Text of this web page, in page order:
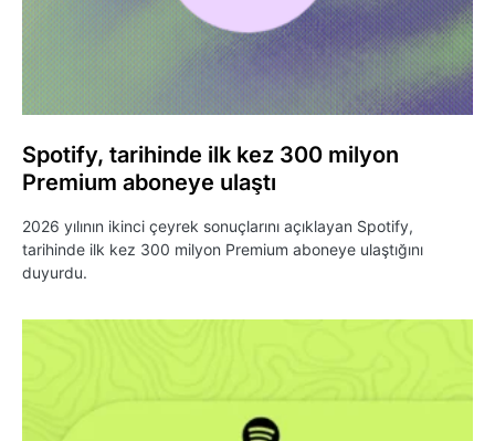
Spotify, tarihinde ilk kez 300 milyon
Premium aboneye ulaştı
2026 yılının ikinci çeyrek sonuçlarını açıklayan Spotify,
tarihinde ilk kez 300 milyon Premium aboneye ulaştığını
duyurdu.